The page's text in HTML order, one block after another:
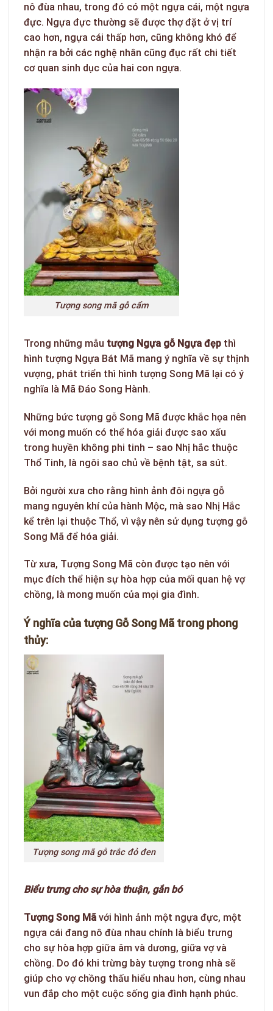
nô đùa nhau, trong đó có một ngựa cái, một ngựa
đực. Ngựa đực thường sẽ được thợ đặt ở vị trí
cao hơn, ngựa cái thấp hơn, cũng không khó để
nhận ra bởi các nghệ nhân cũng đục rất chi tiết
cơ quan sinh dục của hai con ngựa.
Tượng song mã gỗ cẩm
Trong những mẫu tượng Ngựa gỗ Ngựa đẹp thì
hình tượng Ngựa Bát Mã mang ý nghĩa về sự thịnh
vượng, phát triển thì hình tượng Song Mã lại có ý
nghĩa là Mã Đáo Song Hành.
Những bức tượng gỗ Song Mã được khắc họa nên
với mong muốn có thể hóa giải được sao xấu
trong huyền không phi tinh – sao Nhị hắc thuộc
Thổ Tinh, là ngôi sao chủ về bệnh tật, sa sút.
Bởi người xưa cho rằng hình ảnh đôi ngựa gỗ
mang nguyên khí của hành Mộc, mà sao Nhị Hắc
kể trên lại thuộc Thổ, vì vậy nên sử dụng tượng gỗ
Song Mã để hóa giải.
Từ xưa, Tượng Song Mã còn được tạo nên với
mục đích thể hiện sự hòa hợp của mối quan hệ vợ
chồng, là mong muốn của mọi gia đình.
Ý nghĩa của tượng Gỗ Song Mã trong phong
thủy:
Tượng song mã gỗ trắc đỏ đen
Biểu trưng cho sự hòa thuận, gắn bó
Tượng Song Mã với hình ảnh một ngựa đực, một
ngựa cái đang nô đùa nhau chính là biểu trưng
cho sự hòa hợp giữa âm và dương, giữa vợ và
chồng. Do đó khi trừng bày tượng trong nhà sẽ
giúp cho vợ chồng thấu hiểu nhau hơn, cùng nhau
vun đắp cho một cuộc sống gia đình hạnh phúc.